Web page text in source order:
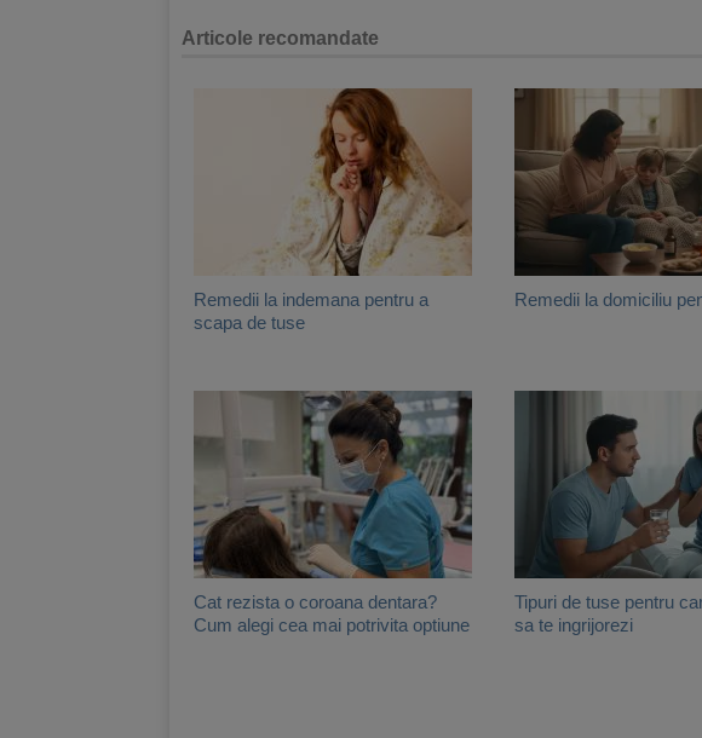
Articole recomandate
Remedii la indemana pentru a
scapa de tuse
Remedii la domiciliu
Cat rezista o coroana dentara?
Cum alegi cea mai potrivita optiune
Tipuri de tuse pentru
sa te ingrijorezi